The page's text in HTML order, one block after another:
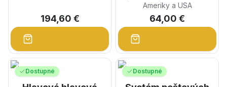
varenie iných jedál, napr.
194,60 €
Ameriky a USA
64,00 €
Dostupné Dostupné